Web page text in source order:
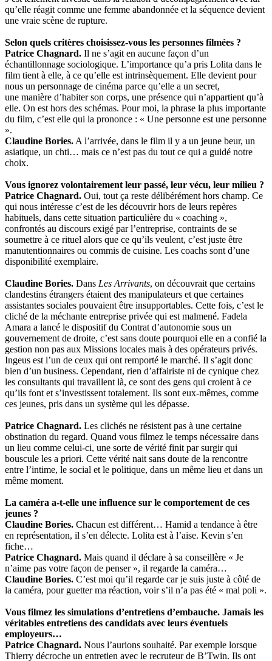
qu’elle réagit comme une femme abandonnée et la séquence devient
une vraie scène de rupture.
Selon quels critères choisissez-vous les personnes filmées ?
Patrice Chagnard. Il ne s’agit en aucune façon d’un
échantillonnage sociologique. L’importance qu’a pris Lolita dans le
film tient à elle, à ce qu’elle est intrinsèquement. Elle devient pour
nous un personnage de cinéma parce qu’elle a un secret,
une manière d’habiter son corps, une présence qui n’appartient qu’à
elle. On est hors des schémas. Pour moi, la phrase la plus importante
du film, c’est elle qui la prononce : « Une personne est une personne
».
Claudine Bories. A l’arrivée, dans le film il y a un jeune beur, un
asiatique, un chti… mais ce n’est pas du tout ce qui a guidé notre
choix.
Vous ignorez volontairement leur passé, leur vécu, leur milieu ?
Patrice Chagnard. Oui, tout ça reste délibérément hors champ. Ce
qui nous intéresse c’est de les découvrir hors de leurs repères
habituels, dans cette situation particulière du « coaching »,
confrontés au discours exigé par l’entreprise, contraints de se
soumettre à ce rituel alors que ce qu’ils veulent, c’est juste être
manutentionnaires ou commis de cuisine. Les coachs sont d’une
disponibilité exemplaire.
Claudine Bories. Dans Les Arrivants, on découvrait que certains
clandestins étrangers étaient des manipulateurs et que certaines
assistantes sociales pouvaient être insupportables. Cette fois, c’est le
cliché de la méchante entreprise privée qui est malmené. Fadela
Amara a lancé le dispositif du Contrat d’autonomie sous un
gouvernement de droite, c’est sans doute pourquoi elle en a confié la
gestion non pas aux Missions locales mais à des opérateurs privés.
Ingeus est l’un de ceux qui ont remporté le marché. Il s’agit donc
bien d’un business. Cependant, rien d’affairiste ni de cynique chez
les consultants qui travaillent là, ce sont des gens qui croient à ce
qu’ils font et s’investissent totalement. Ils sont eux-mêmes, comme
ces jeunes, pris dans un système qui les dépasse.
Patrice Chagnard. Les clichés ne résistent pas à une certaine
obstination du regard. Quand vous filmez le temps nécessaire dans
un lieu comme celui-ci, une sorte de vérité finit par surgir qui
bouscule les a priori. Cette vérité nait sans doute de la rencontre
entre l’intime, le social et le politique, dans un même lieu et dans un
même moment.
La caméra a-t-elle une influence sur le comportement de ces
jeunes ?
Claudine Bories. Chacun est différent… Hamid a tendance à être
en représentation, il s’en délecte. Lolita est à l’aise. Kevin s’en
fiche…
Patrice Chagnard. Mais quand il déclare à sa conseillère « Je
n’aime pas votre façon de penser », il regarde la caméra…
Claudine Bories. C’est moi qu’il regarde car je suis juste à côté de
la caméra, pour guetter ma réaction, voir s’il n’a pas été « mal poli ».
Vous filmez les simulations d’entretiens d’embauche. Jamais les
véritables entretiens des candidats avec leurs éventuels
employeurs…
Patrice Chagnard. Nous l’aurions souhaité. Par exemple lorsque
Thierry décroche un entretien avec le recruteur de B’Twin. Ils ont